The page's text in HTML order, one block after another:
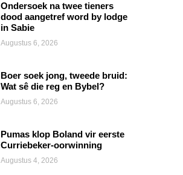
Ondersoek na twee tieners
dood aangetref word by lodge
in Sabie
Augustus 6, 2026
Boer soek jong, tweede bruid:
Wat sê die reg en Bybel?
Augustus 6, 2026
Pumas klop Boland vir eerste
Curriebeker-oorwinning
Augustus 4, 2026